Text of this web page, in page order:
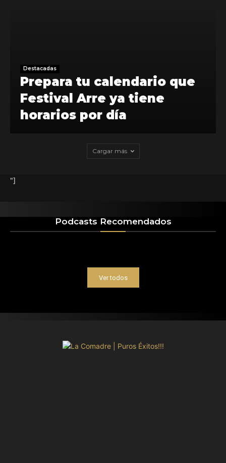
Destacadas
Prepara tu calendario que
Festival Arre ya tiene
horarios por día
Cargar más
"]
Podcasts Recomendados
Ver todos